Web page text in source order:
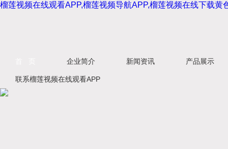
榴莲视频在线观看APP,榴莲视频导航APP,榴莲视频在线下载黄
企业简介 新闻资讯 产品展示
联系榴莲视频在线观看APP